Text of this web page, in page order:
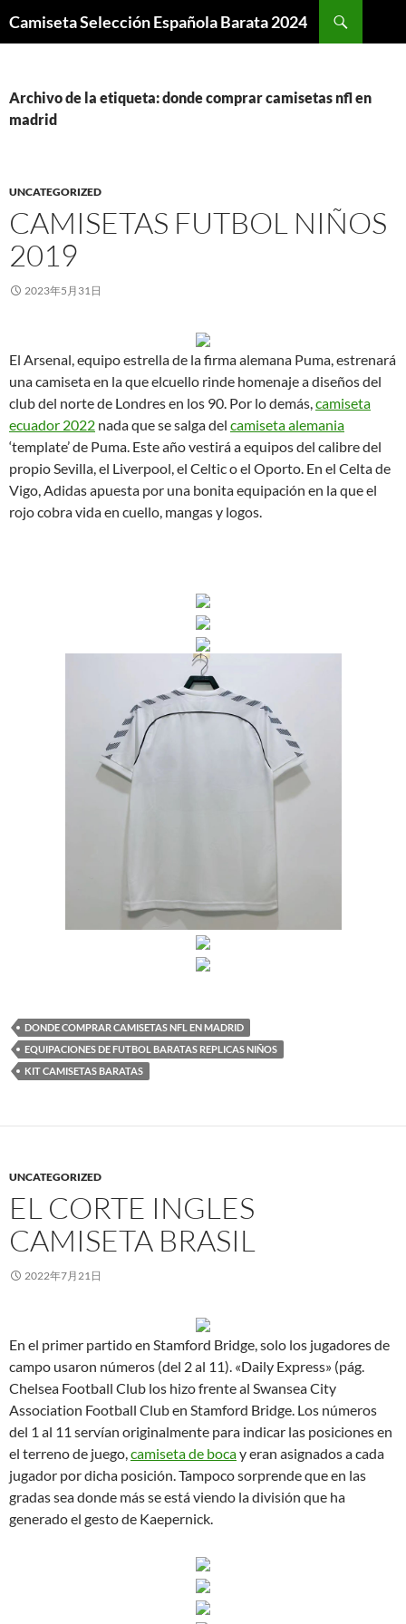
Camiseta Selección Española Barata 2024
Archivo de la etiqueta: donde comprar camisetas nfl en
madrid
UNCATEGORIZED
CAMISETAS FUTBOL NIÑOS
2019
2023年5月31日
El Arsenal, equipo estrella de la firma alemana Puma, estrenará
una camiseta en la que elcuello rinde homenaje a diseños del
club del norte de Londres en los 90. Por lo demás,camiseta
ecuador 2022 nada que se salga del camiseta alemania
‘template’ de Puma. Este año vestirá a equipos del calibre del
propio Sevilla, el Liverpool, el Celtic o el Oporto. En el Celta de
Vigo, Adidas apuesta por una bonita equipación en la que el
rojo cobra vida en cuello, mangas y logos.
DONDE COMPRAR CAMISETAS NFL EN MADRID
EQUIPACIONES DE FUTBOL BARATAS REPLICAS NIÑOS
KIT CAMISETAS BARATAS
UNCATEGORIZED
EL CORTE INGLES
CAMISETA BRASIL
2022年7月21日
En el primer partido en Stamford Bridge, solo los jugadores de
campo usaron números (del 2 al 11). «Daily Express» (pág.
Chelsea Football Club los hizo frente al Swansea City
Association Football Club en Stamford Bridge. Los números
del 1 al 11 servían originalmente para indicar las posiciones en
el terreno de juego,camiseta de bocay eran asignados a cada
jugador por dicha posición. Tampoco sorprende que en las
gradas sea donde más se está viendo la división que ha
generado el gesto de Kaepernick.